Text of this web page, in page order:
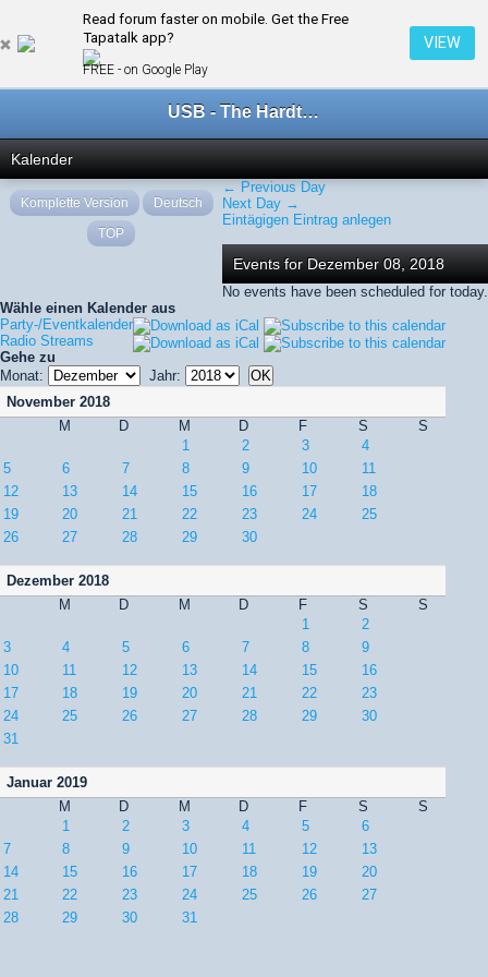
Read forum faster on mobile. Get the Free
Tapatalk app?
FREE - on Google Play
VIEW
← Dezember 2018
USB - The Hardtechno Family
Kalender
← Previous Day
Next Day →
Eintägigen Eintrag anlegen
Events for Dezember 08, 2018
No events have been scheduled for today.
Wähle einen Kalender aus
Party-/Eventkalender
Radio Streams
Gehe zu
Monat:
Jahr:
November 2018
M
D M D F S
S
1
2 3
4
5
6 7 8 9 10
11
12
13 14 15 16 17
18
19
20 21 22 23 24
25
26
27 28 29 30
Dezember 2018
M
D M D F S
S
1
2
3
4 5 6 7 8
9
10
11 12 13 14 15
16
17
18 19 20 21 22
23
24
25 26 27 28 29
30
31
Januar 2019
M
D M D F S
S
1
2 3 4 5
6
7
8 9 10 11 12
13
14
15 16 17 18 19
20
21
22 23 24 25 26
27
28
29 30 31
Komplette Version
Deutsch
TOP